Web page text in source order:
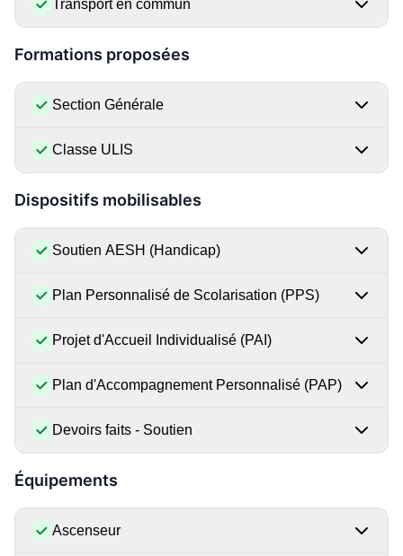
Transport en commun
Formations proposées
Section Générale
Classe ULIS
Dispositifs mobilisables
Soutien AESH (Handicap)
Plan Personnalisé de Scolarisation (PPS)
Projet d'Accueil Individualisé (PAI)
Plan d'Accompagnement Personnalisé (PAP)
Devoirs faits - Soutien
Équipements
Ascenseur